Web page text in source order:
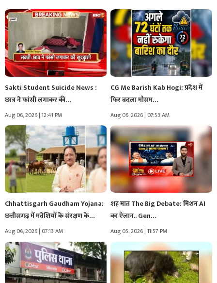
Sakti Student Suicide News :
छात्र ने फांसी लगाकर की…
Aug 06, 2026 | 12:41 PM
CG Me Barish Kab Hogi: प्रदेश में
फिर बदला मौसम…
Aug 06, 2026 | 07:53 AM
Chhattisgarh Gaudham Yojana:
छत्तीसगढ़ में मवेशियों के संरक्षण के
लिए…
Aug 06, 2026 | 07:13 AM
शह मात The Big Debate: मिशन AI
का ऐलान.. Gen…
Aug 05, 2026 | 11:57 PM